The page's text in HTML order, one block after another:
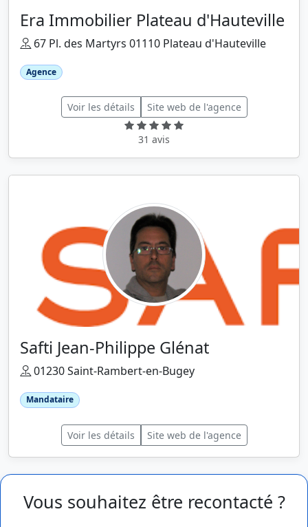
Era Immobilier Plateau d'Hauteville
67 Pl. des Martyrs 01110 Plateau d'Hauteville
Agence
Voir les détails Site web de l'agence
31 avis
Safti Jean-Philippe Glénat
01230 Saint-Rambert-en-Bugey
Mandataire
Voir les détails Site web de l'agence
Vous souhaitez être recontacté ?